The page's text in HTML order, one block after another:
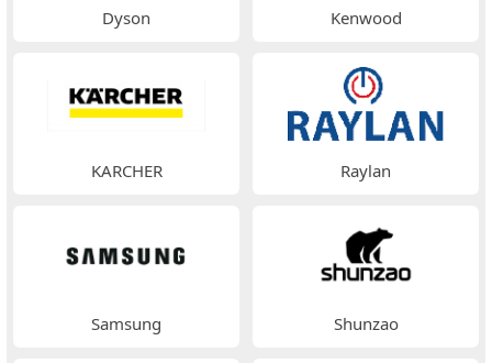
Dyson Kenwood
KARCHER Raylan
Samsung Shunzao